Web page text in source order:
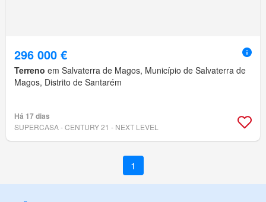
296 000 €
Terreno em Salvaterra de Magos, Município de Salvaterra de
Magos, Distrito de Santarém
Há 17 dias
SUPERCASA - CENTURY 21 - NEXT LEVEL
1